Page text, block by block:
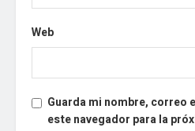
Web
Guarda mi nombre, correo
este navegador para la